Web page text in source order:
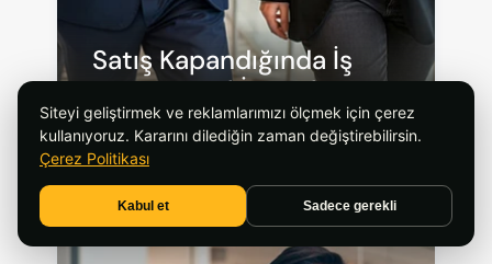
Satış Kapandığında İş
Bitmez, Asıl İş Başlar
Siteyi geliştirmek ve reklamlarımızı ölçmek için çerez
kullanıyoruz. Kararını dilediğin zaman değiştirebilirsin.
Çerez Politikası
Kabul et Sadece gerekli